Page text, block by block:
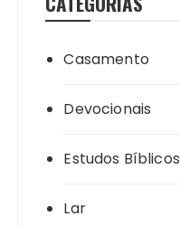
Casamento
Devocionais
Estudos Bíblicos
Lar